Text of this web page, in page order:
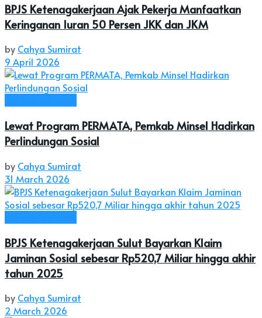
BPJS Ketenagakerjaan Ajak Pekerja Manfaatkan
Keringanan Iuran 50 Persen JKK dan JKM
by Cahya Sumirat
9 April 2026
Lewat Program PERMATA, Pemkab Minsel Hadirkan
Perlindungan Sosial
by Cahya Sumirat
31 March 2026
BPJS Ketenagakerjaan Sulut Bayarkan Klaim
Jaminan Sosial sebesar Rp520,7 Miliar hingga akhir
tahun 2025
by Cahya Sumirat
2 March 2026